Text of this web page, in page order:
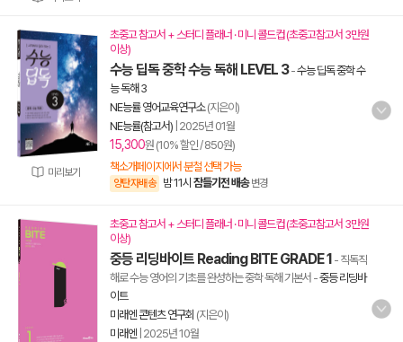
미리보기
초중고 참고서 + 스터디 플래너 · 미니 콜드컵 (초중고참고서 3만원
이상)
수능 딥독 중학 수능 독해 LEVEL 3-수능 딥독 중학 수
능 독해 3
NE능률 영어교육연구소(지은이)
NE능률(참고서) 2025년 01월
15,300원 (10% 할인 / 850원)
책소개페이지에서 분철 선택 가능
양탄자배송 밤 11시 잠들기전 배송 변경
초중고 참고서 + 스터디 플래너 · 미니 콜드컵 (초중고참고서 3만원
이상)
중등 리딩바이트 Reading BITE GRADE 1 - 직독직
해로 수능 영어의 기초를 완성하는 중학 독해 기본서 -중등 리딩바
이트
미래엔 콘텐츠 연구회 (지은이)
미래엔 2025년 10월